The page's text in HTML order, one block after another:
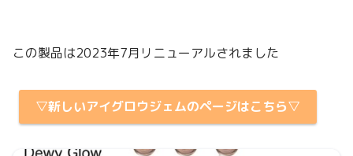
この製品は2023年7月リニューアルされました
▽新しいアイグロウジェムのページはこちら▽